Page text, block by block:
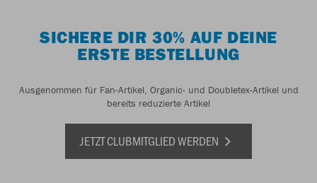
SICHERE DIR 30% AUF DEINE
ERSTE BESTELLUNG
Ausgenommen für Fan-Artikel, Organic- und Doubletex-Artikel und
bereits reduzierte Artikel
JETZT CLUBMITGLIED WERDEN